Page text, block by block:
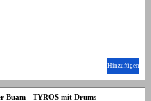
Hinzufügen
Buam - TYROS mit Drums